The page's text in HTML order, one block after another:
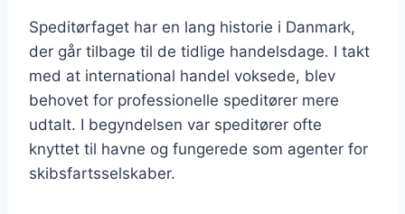
Speditørfaget har en lang historie i Danmark,
der går tilbage til de tidlige handelsdage. I takt
med at international handel voksede, blev
behovet for professionelle speditører mere
udtalt. I begyndelsen var speditører ofte
knyttet til havne og fungerede som agenter for
skibsfartsselskaber.